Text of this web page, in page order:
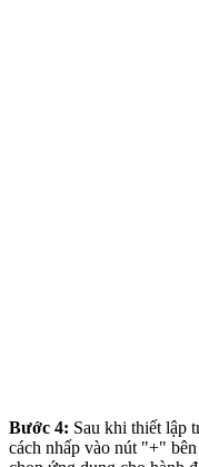
Bước 4: Sau khi thiết lập
cách nhấp vào nút "+"